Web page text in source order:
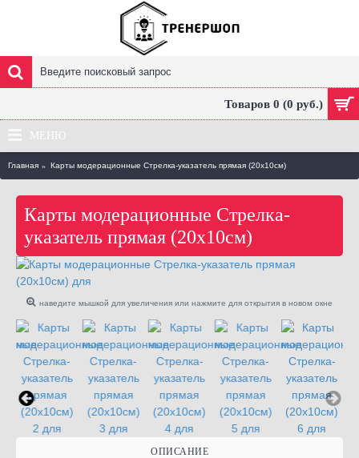
Товаров 0 (0 руб.)
МЕНЮ
Главная Карты модерационные Стрелка-указатель прямая (20х10см)
Карты модерационные Стрелка-
указатель прямая (20х10см)
наведите мышкой для увеличения или нажмите для открытия в новом окне
ОПИСАНИЕ